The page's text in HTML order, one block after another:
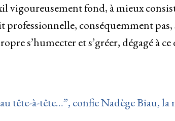
vigoureusement fond, à mieux
professionnelle, conséquemment
s’humecter et s’gréer, dégagé à
tête-à-tête…”, confie Nadège Biau,